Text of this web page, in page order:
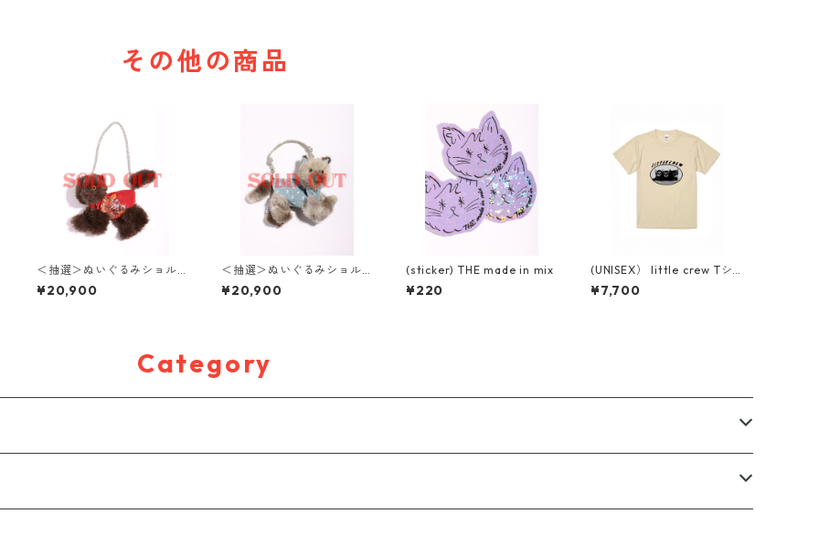
その他の商品
＜抽選＞ぬいぐるみショル
ダーバッグ( NO,1 / small )
¥20,900
＜抽選＞ぬいぐるみショル
ダーバッグ( NO,6 / small )
¥20,900
(sticker) THE made in mix
¥220
(UNISEX） little crew Tシ
ャツ
¥7,700
Category